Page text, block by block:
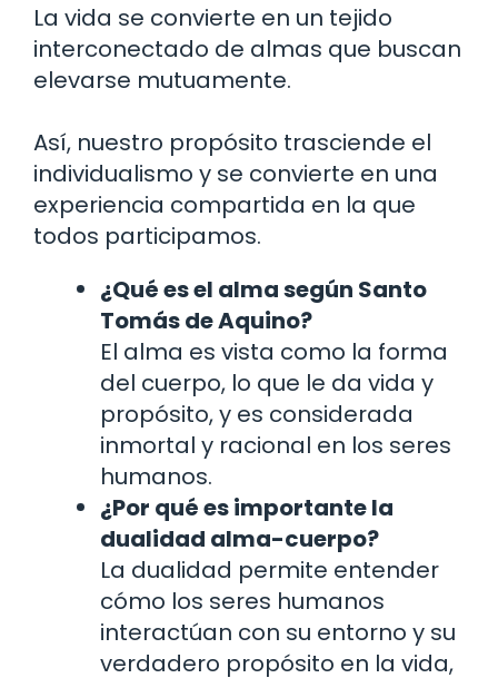
La vida se convierte en un tejido
interconectado de almas que buscan
elevarse mutuamente.
Así, nuestro propósito trasciende el
individualismo y se convierte en una
experiencia compartida en la que
todos participamos.
¿Qué es el alma según Santo
Tomás de Aquino?
El alma es vista como la forma
del cuerpo, lo que le da vida y
propósito, y es considerada
inmortal y racional en los seres
humanos.
¿Por qué es importante la
dualidad alma-cuerpo?
La dualidad permite entender
cómo los seres humanos
interactúan con su entorno y su
verdadero propósito en la vida,